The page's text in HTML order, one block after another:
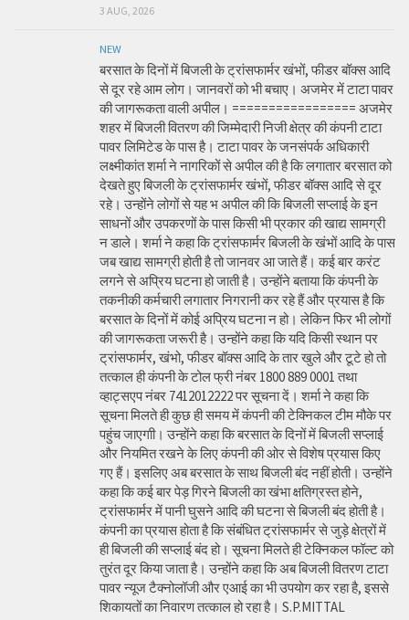
3 AUG, 2026
NEW
बरसात के दिनों में बिजली के ट्रांसफार्मर खंभों, फीडर बॉक्स आदि
से दूर रहे आम लोग। जानवरों को भी बचाए। अजमेर में टाटा पावर
की जागरूकता वाली अपील। ================= अजमेर
शहर में बिजली वितरण की जिम्मेदारी निजी क्षेत्र की कंपनी टाटा
पावर लिमिटेड के पास है। टाटा पावर के जनसंपर्क अधिकारी
लक्ष्मीकांत शर्मा ने नागरिकों से अपील की है कि लगातार बरसात को
देखते हुए बिजली के ट्रांसफार्मर खंभों, फीडर बॉक्स आदि से दूर
रहे। उन्होंने लोगों से यह भ अपील की कि बिजली सप्लाई के इन
साधनों और उपकरणों के पास किसी भी प्रकार की खाद्य सामग्री
न डाले। शर्मा ने कहा कि ट्रांसफार्मर बिजली के खंभों आदि के पास
जब खाद्य सामग्री होती है तो जानवर आ जाते हैं। कई बार करंट
लगने से अप्रिय घटना हो जाती है। उन्होंने बताया कि कंपनी के
तकनीकी कर्मचारी लगातार निगरानी कर रहे हैं और प्रयास है कि
बरसात के दिनों में कोई अप्रिय घटना न हो। लेकिन फिर भी लोगों
की जागरूकता जरूरी है। उन्होंने कहा कि यदि किसी स्थान पर
ट्रांसफार्मर, खंभो, फीडर बॉक्स आदि के तार खुले और टूटे हो तो
तत्काल ही कंपनी के टोल फ्री नंबर 1800 889 0001 तथा
व्हाट्सएप नंबर 7412012222 पर सूचना दें। शर्मा ने कहा कि
सूचना मिलते ही कुछ ही समय में कंपनी की टेक्निकल टीम मौके पर
पहुंच जाएगाी। उन्होंने कहा कि बरसात के दिनों में बिजली सप्लाई
और नियमित रखने के लिए कंपनी की ओर से विशेष प्रयास किए
गए हैं। इसलिए अब बरसात के साथ बिजली बंद नहीं होती। उन्होंने
कहा कि कई बार पेड़ गिरने बिजली का खंभा क्षतिग्रस्त होने,
ट्रांसफार्मर में पानी घुसने आदि की घटना से बिजली बंद होती है।
कंपनी का प्रयास होता है कि संबंधित ट्रांसफार्मर से जुड़े क्षेत्रों में
ही बिजली की सप्लाई बंद हो। सूचना मिलते ही टेक्निकल फॉल्ट को
तुरंत दूर किया जाता है। उन्होंने कहा कि अब बिजली वितरण टाटा
पावर न्यूज टैक्नोलॉजी और एआई का भी उपयोग कर रहा है, इससे
शिकायतों का निवारण तत्काल हो रहा है। S.P.MITTAL